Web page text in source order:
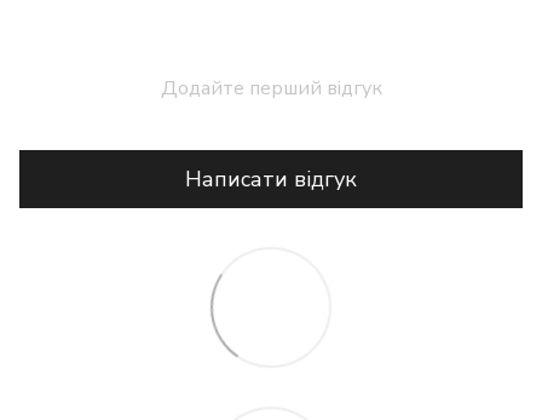
Додайте перший відгук
Написати відгук